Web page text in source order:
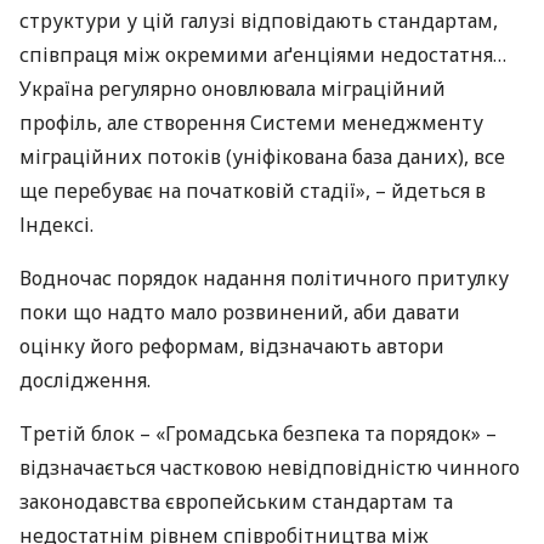
структури у цій галузі відповідають стандартам,
співпраця між окремими аґенціями недостатня…
Україна регулярно оновлювала міграційний
профіль, але створення Системи менеджменту
міграційних потоків (уніфікована база даних), все
ще перебуває на початковій стадії», – йдеться в
Індексі.
Водночас порядок надання політичного притулку
поки що надто мало розвинений, аби давати
оцінку його реформам, відзначають автори
дослідження.
Третій блок – «Громадська безпека та порядок» –
відзначається частковою невідповідністю чинного
законодавства європейським стандартам та
недостатнім рівнем співробітництва між